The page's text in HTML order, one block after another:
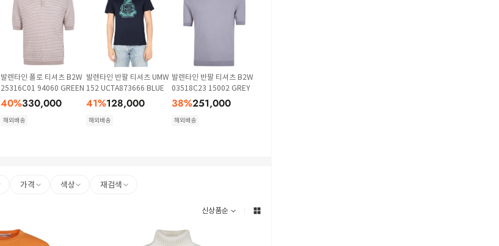
발렌타인 폴로 티셔츠 B2W
25316C01 94060 GREEN
40%330,000
해외배송
발렌타인 반팔 티셔츠 UMW
152 UCTA873666 BLUE
41%128,000
해외배송
발렌타인 반팔 티셔츠 B2W
03518C23 15002 GREY
38%251,000
해외배송
가격 색상 재검색
신상품순